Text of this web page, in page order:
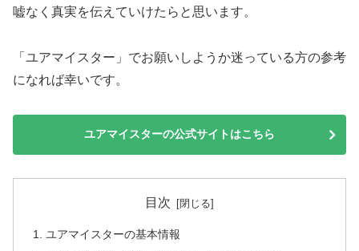
嘘なく真実を伝えていけたらと思います。
「ユアマイスター」でお願いしようか迷っている方の参考
になれば幸いです。
ユアマイスターの公式サイトはこちら
目次
ユアマイスターの基本情報